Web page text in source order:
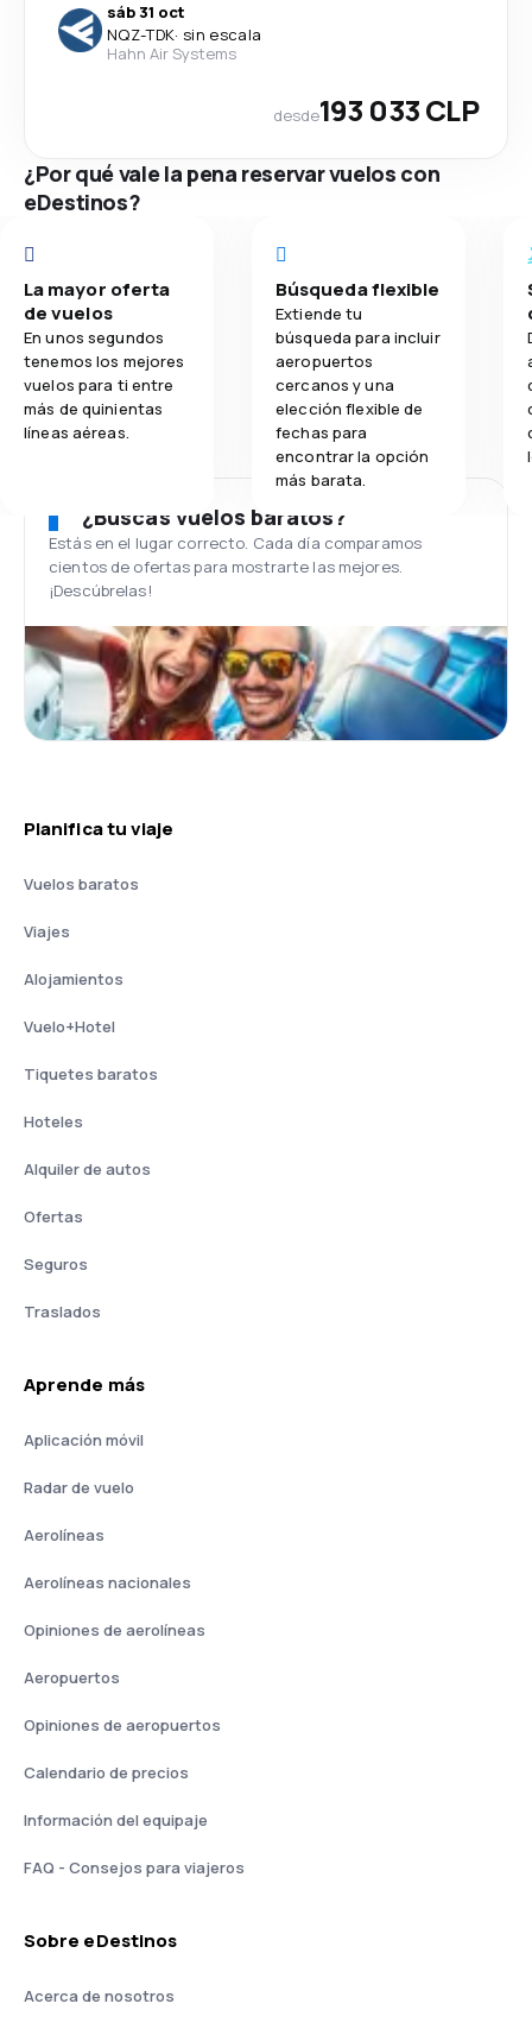
sáb 31 oct
NQZ-TDK· sin escala
Hahn Air Systems
desde193 033 CLP
¿Por qué vale la pena reservar vuelos con
eDestinos?
La mayor oferta
de vuelos
En unos segundos
tenemos los mejores
vuelos para ti entre
más de quinientas
líneas aéreas.
Búsqueda flexible
Extiende tu
búsqueda para incluir
aeropuertos
cercanos y una
elección flexible de
fechas para
encontrar la opción
más barata.
¿Buscas vuelos baratos?
Estás en el lugar correcto. Cada día comparamos
cientos de ofertas para mostrarte las mejores.
¡Descúbrelas!
Planifica tu viaje
Vuelos baratos
Viajes
Alojamientos
Vuelo+Hotel
Tiquetes baratos
Hoteles
Alquiler de autos
Ofertas
Seguros
Traslados
Aprende más
Aplicación móvil
Radar de vuelo
Aerolíneas
Aerolíneas nacionales
Opiniones de aerolíneas
Aeropuertos
Opiniones de aeropuertos
Calendario de precios
Información del equipaje
FAQ - Consejos para viajeros
Sobre eDestinos
Acerca de nosotros